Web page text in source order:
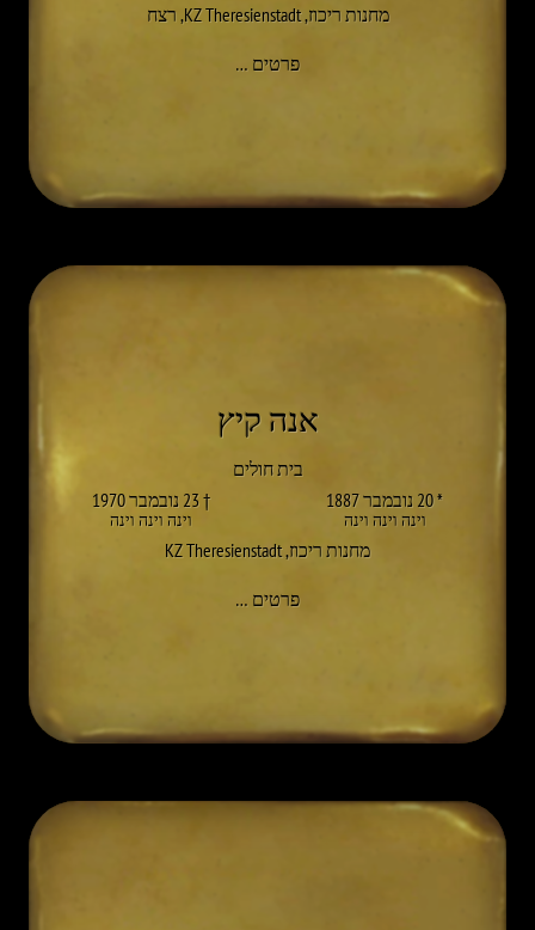
מחנות ריכוז,
KZ Theresienstadt
,רצח
פרטים …
אנה קיץ
בית חולים
* 20 נובמבר 1887
וינה וינה וינה
† 23 נובמבר 1970
וינה וינה וינה
מחנות ריכוז,
KZ Theresienstadt
פרטים …